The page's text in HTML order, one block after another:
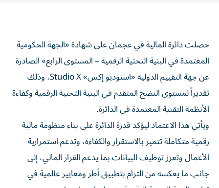
حصلت دائرة المالية في عجمان على شهادة «الجهة الحكومية
المعتمدة في البنية التحتية الرقمية – المستوى الرابع» الصادرة
عن جهة التقييم الدولية «استوديو إكس» Studio X، وذلك
تقديراً لمستوى النضج المتقدم في البنية التحتية الرقمية وكفاءة
الأنظمة التقنية المعتمدة في الدائرة.
ويأتي هذا الاعتماد ليؤكد قدرة الدائرة على بناء منظومة مالية
رقمية متكاملة تتميز بالاستقرار والكفاءة، وتدعم استمرارية
الأعمال وتعزز توظيف البيانات بما يدعم القرار المالي، إلى
جانب ما يعكسه من التزام بتطبيق أطر ومعايير عالمية في